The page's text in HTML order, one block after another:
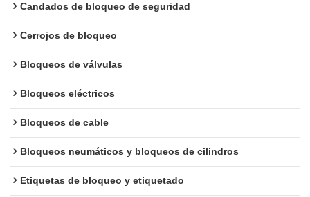
Candados de bloqueo de seguridad
Cerrojos de bloqueo
Bloqueos de válvulas
Bloqueos eléctricos
Bloqueos de cable
Bloqueos neumáticos y bloqueos de cilindros
Etiquetas de bloqueo y etiquetado